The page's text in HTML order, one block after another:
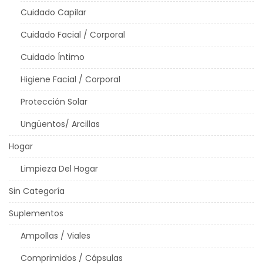
Cuidado Capilar
Cuidado Facial / Corporal
Cuidado Íntimo
Higiene Facial / Corporal
Protección Solar
Ungüentos/ Arcillas
Hogar
Limpieza Del Hogar
Sin Categoría
Suplementos
Ampollas / Viales
Comprimidos / Cápsulas